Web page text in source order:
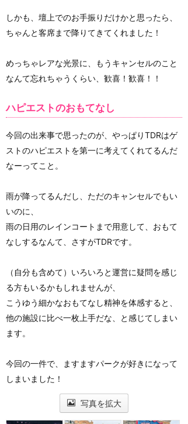
しかも、壇上でのお手振りだけかと思ったら、
ちゃんと客席まで降りてきてくれました！
めっちゃレアな光景に、もうキャンセルのこと
なんて忘れちゃうくらい、歓喜！歓喜！！
ハピエストのおもてなし
今回の出来事で思ったのが、やっぱりTDRはゲ
ストのハピエストを第一に考えてくれてるんだ
なーってこと。
雨が降ってるんだし、ただのキャンセルでもい
いのに、
雨の日用のレインコートまで用意して、おもて
なしするなんて、さすがTDRです。
（自分も含めて）いろいろと運営に疑問を感じ
る方もいるかもしれませんが、
こうゆう細かなおもてなし精神を体感すると、
他の施設に比べ一枚上手だな、と感じてしまい
ます。
今回の一件で、ますますパークが好きになって
しまいました！
写真を拡大